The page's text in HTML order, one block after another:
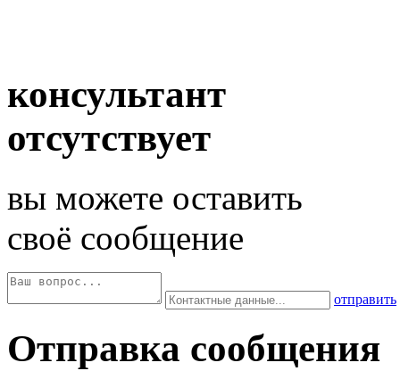
консультант
отсутствует
вы можете оставить
своё сообщение
отправить
Отправка сообщения